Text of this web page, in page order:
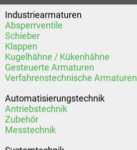
Industriearmaturen
Absperrventile
Schieber
Klappen
Kugelhähne / Kükenhähne
Gesteuerte Armaturen
Verfahrenstechnische Armaturen
Automatisierungstechnik
Antriebstechnik
Zubehör
Messtechnik